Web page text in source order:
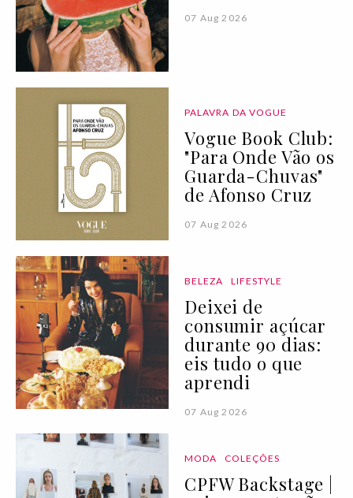
07 Aug 2026
PALAVRA DA VOGUE
Vogue Book Club:
"Para Onde Vão os
Guarda-Chuvas"
de Afonso Cruz
07 Aug 2026
BELEZA LIFESTYLE
Deixei de
consumir açúcar
durante 90 dias:
eis tudo o que
aprendi
07 Aug 2026
MODA COLEÇÕES
CPFW Backstage |